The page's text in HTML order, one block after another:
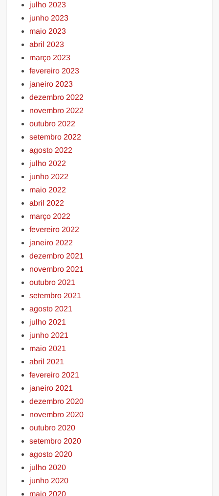
julho 2023
junho 2023
maio 2023
abril 2023
março 2023
fevereiro 2023
janeiro 2023
dezembro 2022
novembro 2022
outubro 2022
setembro 2022
agosto 2022
julho 2022
junho 2022
maio 2022
abril 2022
março 2022
fevereiro 2022
janeiro 2022
dezembro 2021
novembro 2021
outubro 2021
setembro 2021
agosto 2021
julho 2021
junho 2021
maio 2021
abril 2021
fevereiro 2021
janeiro 2021
dezembro 2020
novembro 2020
outubro 2020
setembro 2020
agosto 2020
julho 2020
junho 2020
maio 2020